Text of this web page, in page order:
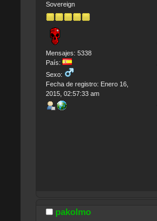
Sovereign
Mensajes: 5338
País:
Sexo:
Fecha de registro: Enero 16,
2015, 02:57:33 am
pakolmo